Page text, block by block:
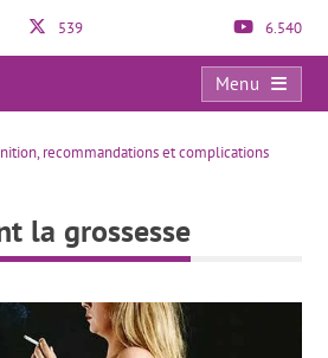
539 6.540
Menu
la grossesse
recommandations et complications
la grossesse